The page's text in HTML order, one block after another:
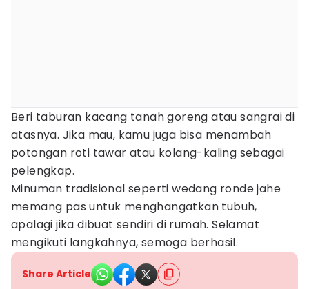
Beri taburan kacang tanah goreng atau sangrai di
atasnya. Jika mau, kamu juga bisa menambah
potongan roti tawar atau kolang-kaling sebagai
pelengkap.
Minuman tradisional seperti wedang ronde jahe
memang pas untuk menghangatkan tubuh,
apalagi jika dibuat sendiri di rumah. Selamat
mengikuti langkahnya, semoga berhasil.
Share Article